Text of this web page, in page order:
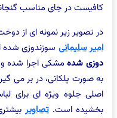
کافیست در جای مناسب
در تصویر زیر نمونه ای از
امیر سلیمانی سوزندوزی
دوزی شدهمشکی اجرا شده
به صورت پلکانی، در بر می
اصلی جلوه ویژه ای برای
بخشیده است. تصاویر